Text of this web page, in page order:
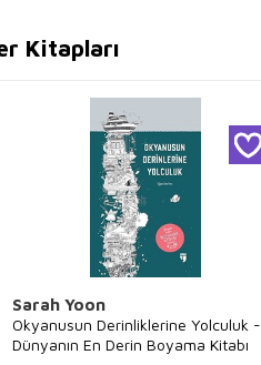
Kitapları
Sarah Yoon
Okyanusun Derinliklerine Yolculuk -
Dünyanın En Derin Boyama Kitabı